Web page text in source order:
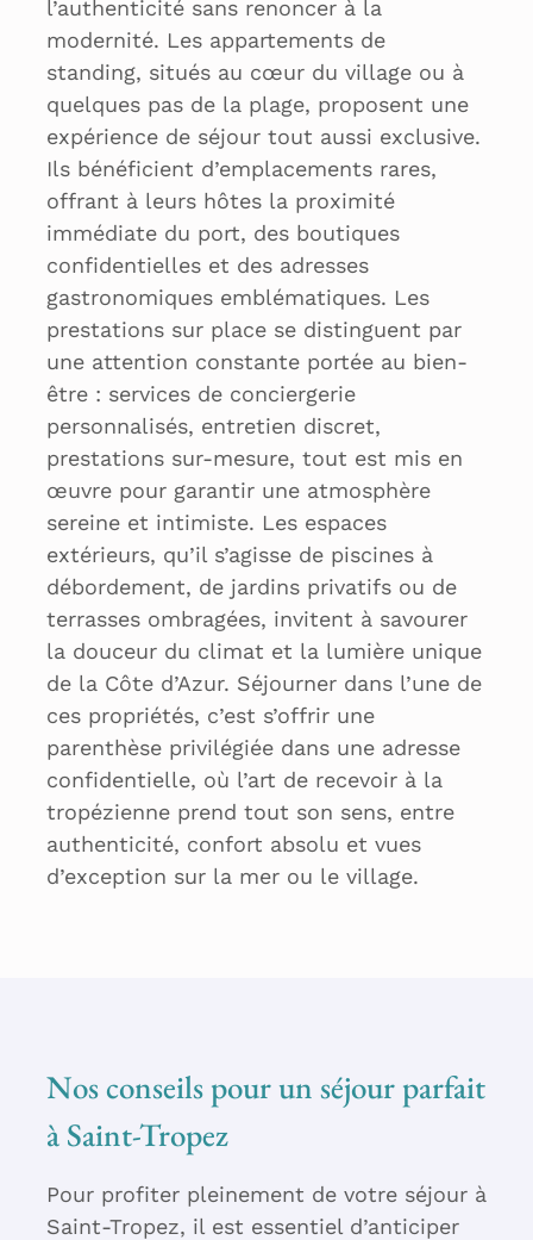
l’authenticité sans renoncer à la
modernité. Les appartements de
standing, situés au cœur du village ou à
quelques pas de la plage, proposent une
expérience de séjour tout aussi exclusive.
Ils bénéficient d’emplacements rares,
offrant à leurs hôtes la proximité
immédiate du port, des boutiques
confidentielles et des adresses
gastronomiques emblématiques. Les
prestations sur place se distinguent par
une attention constante portée au bien-
être : services de conciergerie
personnalisés, entretien discret,
prestations sur-mesure, tout est mis en
œuvre pour garantir une atmosphère
sereine et intimiste. Les espaces
extérieurs, qu’il s’agisse de piscines à
débordement, de jardins privatifs ou de
terrasses ombragées, invitent à savourer
la douceur du climat et la lumière unique
de la Côte d’Azur. Séjourner dans l’une de
ces propriétés, c’est s’offrir une
parenthèse privilégiée dans une adresse
confidentielle, où l’art de recevoir à la
tropézienne prend tout son sens, entre
authenticité, confort absolu et vues
d’exception sur la mer ou le village.
Nos conseils pour un séjour parfait
à Saint-Tropez
Pour profiter pleinement de votre séjour à
Saint-Tropez, il est essentiel d’anticiper